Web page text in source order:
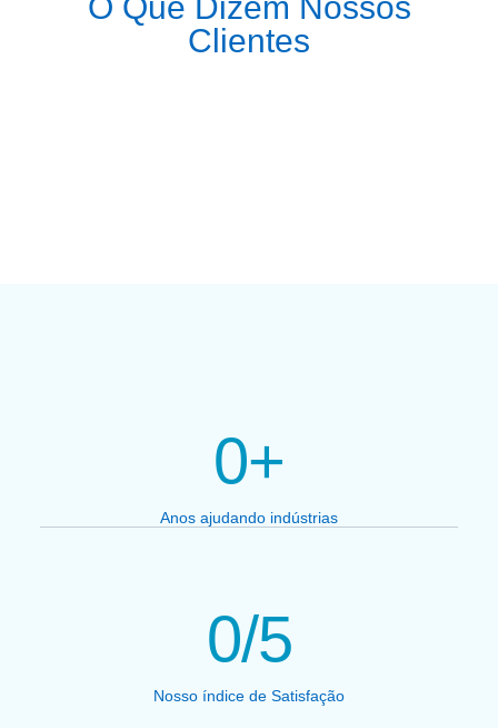
Clientes
Anos ajudando indústrias
0+
Nosso índice de Satisfação
0/5